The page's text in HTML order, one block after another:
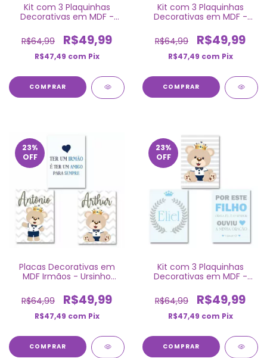
Kit com 3 Plaquinhas
Decorativas em MDF -
R$64,99
R$49,99
R$47,49 com Pix
COMPRAR
Kit com 3 Plaquinhas
Decorativas em MDF -
R$64,99
R$49,99
R$47,49 com Pix
COMPRAR
23%
OFF
Placas Decorativas em
MDF Irmãos - Ursinho
R$64,99
R$49,99
R$47,49 com Pix
COMPRAR
23%
OFF
Kit com 3 Plaquinhas
Decorativas em MDF -
R$64,99
R$49,99
R$47,49 com Pix
COMPRAR